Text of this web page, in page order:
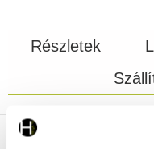
Részletek
Cikkszám: